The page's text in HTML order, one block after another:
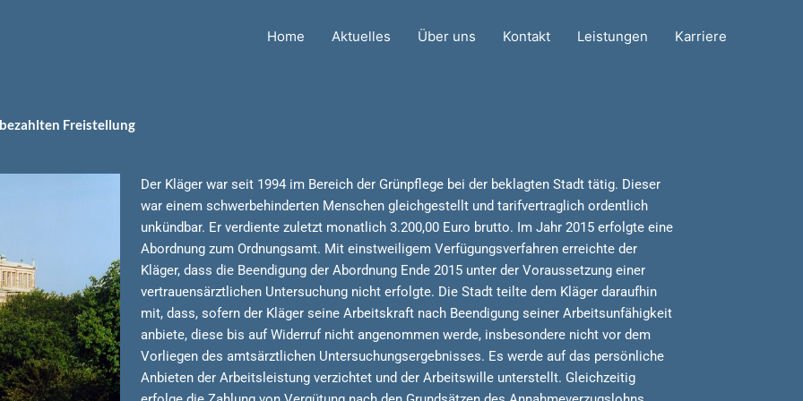
Home Aktuelles Über uns Kontakt Leistungen Karriere
Freistellung
Der Kläger war seit 1994 im Bereich der Grünpflege bei der beklagten Stadt tätig. Dieser
war einem schwerbehinderten Menschen gleichgestellt und tarifvertraglich ordentlich
unkündbar. Er verdiente zuletzt monatlich 3.200,00 Euro brutto. Im Jahr 2015 erfolgte eine
Abordnung zum Ordnungsamt. Mit einstweiligem Verfügungsverfahren erreichte der
Kläger, dass die Beendigung der Abordnung Ende 2015 unter der Voraussetzung einer
vertrauensärztlichen Untersuchung nicht erfolgte. Die Stadt teilte dem Kläger daraufhin
mit, dass, sofern der Kläger seine Arbeitskraft nach Beendigung seiner Arbeitsunfähigkeit
anbiete, diese bis auf Widerruf nicht angenommen werde, insbesondere nicht vor dem
Vorliegen des amtsärztlichen Untersuchungsergebnisses. Es werde auf das persönliche
Anbieten der Arbeitsleistung verzichtet und der Arbeitswille unterstellt. Gleichzeitig